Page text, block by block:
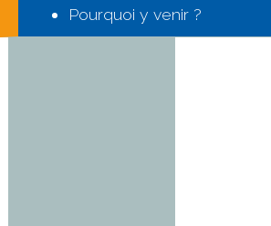
Pourquoi y venir ?